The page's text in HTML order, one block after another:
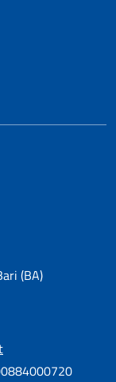
(BA)